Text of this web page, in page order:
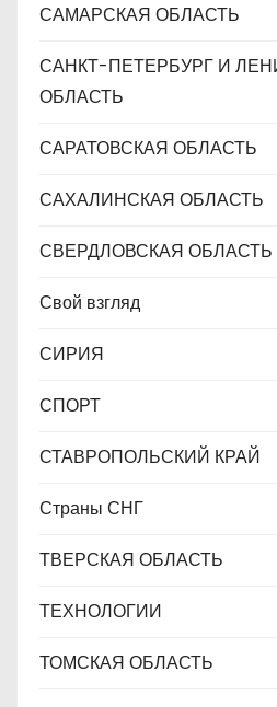
САМАРСКАЯ ОБЛАСТЬ
САНКТ-ПЕТЕРБУРГ И
ОБЛАСТЬ
САРАТОВСКАЯ ОБЛАСТЬ
САХАЛИНСКАЯ ОБЛАСТЬ
СВЕРДЛОВСКАЯ ОБЛАСТЬ
Свой взгляд
СИРИЯ
СПОРТ
СТАВРОПОЛЬСКИЙ КРАЙ
Страны СНГ
ТВЕРСКАЯ ОБЛАСТЬ
ТЕХНОЛОГИИ
ТОМСКАЯ ОБЛАСТЬ